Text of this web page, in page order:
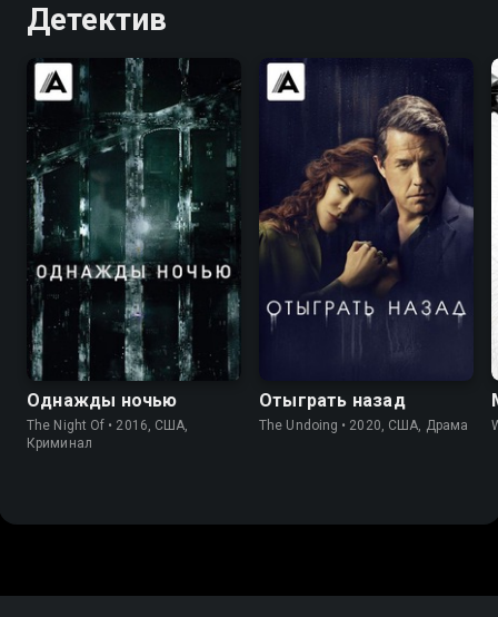
Детектив
7.8 8.4
Однажды ночью
The Night Of • 2016, США,
Криминал
Отыграть назад
The Undoing • 2020, США, Драма